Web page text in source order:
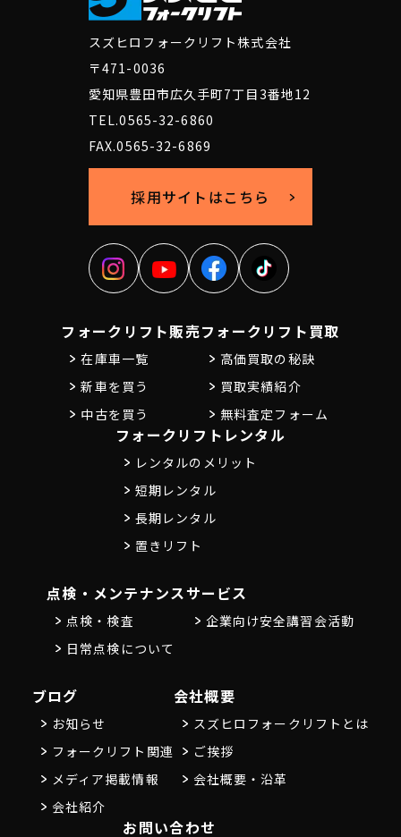
スズヒロフォークリフト株式会社
〒471-0036
愛知県豊田市広久手町7丁目3番地12
TEL.0565-32-6860
FAX.0565-32-6869
採用サイトはこちら
フォークリフト販売
在庫車一覧
新車を買う
中古を買う
フォークリフト買取
高価買取の秘訣
買取実績紹介
無料査定フォーム
フォークリフトレンタル
レンタルのメリット
短期レンタル
長期レンタル
置きリフト
点検・メンテナンス
点検・検査
日常点検について
サービス
企業向け安全講習会活動
ブログ
お知らせ
フォークリフト関連
メディア掲載情報
会社紹介
会社概要
スズヒロフォークリフトとは
ご挨拶
会社概要・沿革
お問い合わせ